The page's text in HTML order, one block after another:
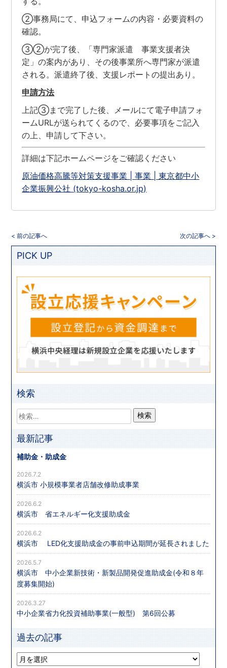
②事務局にて、申込フォームの内容・必要資料の
確認。
③②が完了後、「専門家派遣 事業支援者決
定」の案内があり、その後事業所へ専門家が派遣
される。派遣終了後、支援レポートの提出あり。
申請方法
上記③まで完了した後、メールにて電子申請フォ
ームURLが送られてくるので、必要事項をご記入
の上、申請して下さい。
詳細は下記ホームページをご確認ください
原油価格高騰等対策支援事業 | 事業 | 東京都中小
企業振興公社 (tokyo-kosha.or.jp)
< 前の記事へ 次の記事へ >
PICK UP
検索
最新記事
補助金・助成金
横浜市 小規模事業者店舗改修助成事業
2026.7.2
横浜市 省エネルギー化支援助成金
2026.6.2
横浜市 LED化支援助成金の事前申込期間が延長されました
2026.6.2
横浜市 中小企業新技術・新製品開発促進助成金(令和８年
度募集開始)
2026.5.7
中小企業省力化投資補助事業(一般型) 第6回公募
2026.3.27
過去の記事